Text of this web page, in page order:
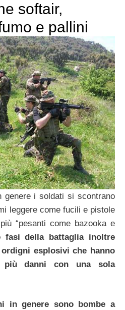
softair,
e pallini
genere i soldati si scontrano
leggere come fucili e pistole
“pesanti come bazooka e
fasi della battaglia inoltre
esplosivi che hanno
danni con una sola
in genere sono bombe a